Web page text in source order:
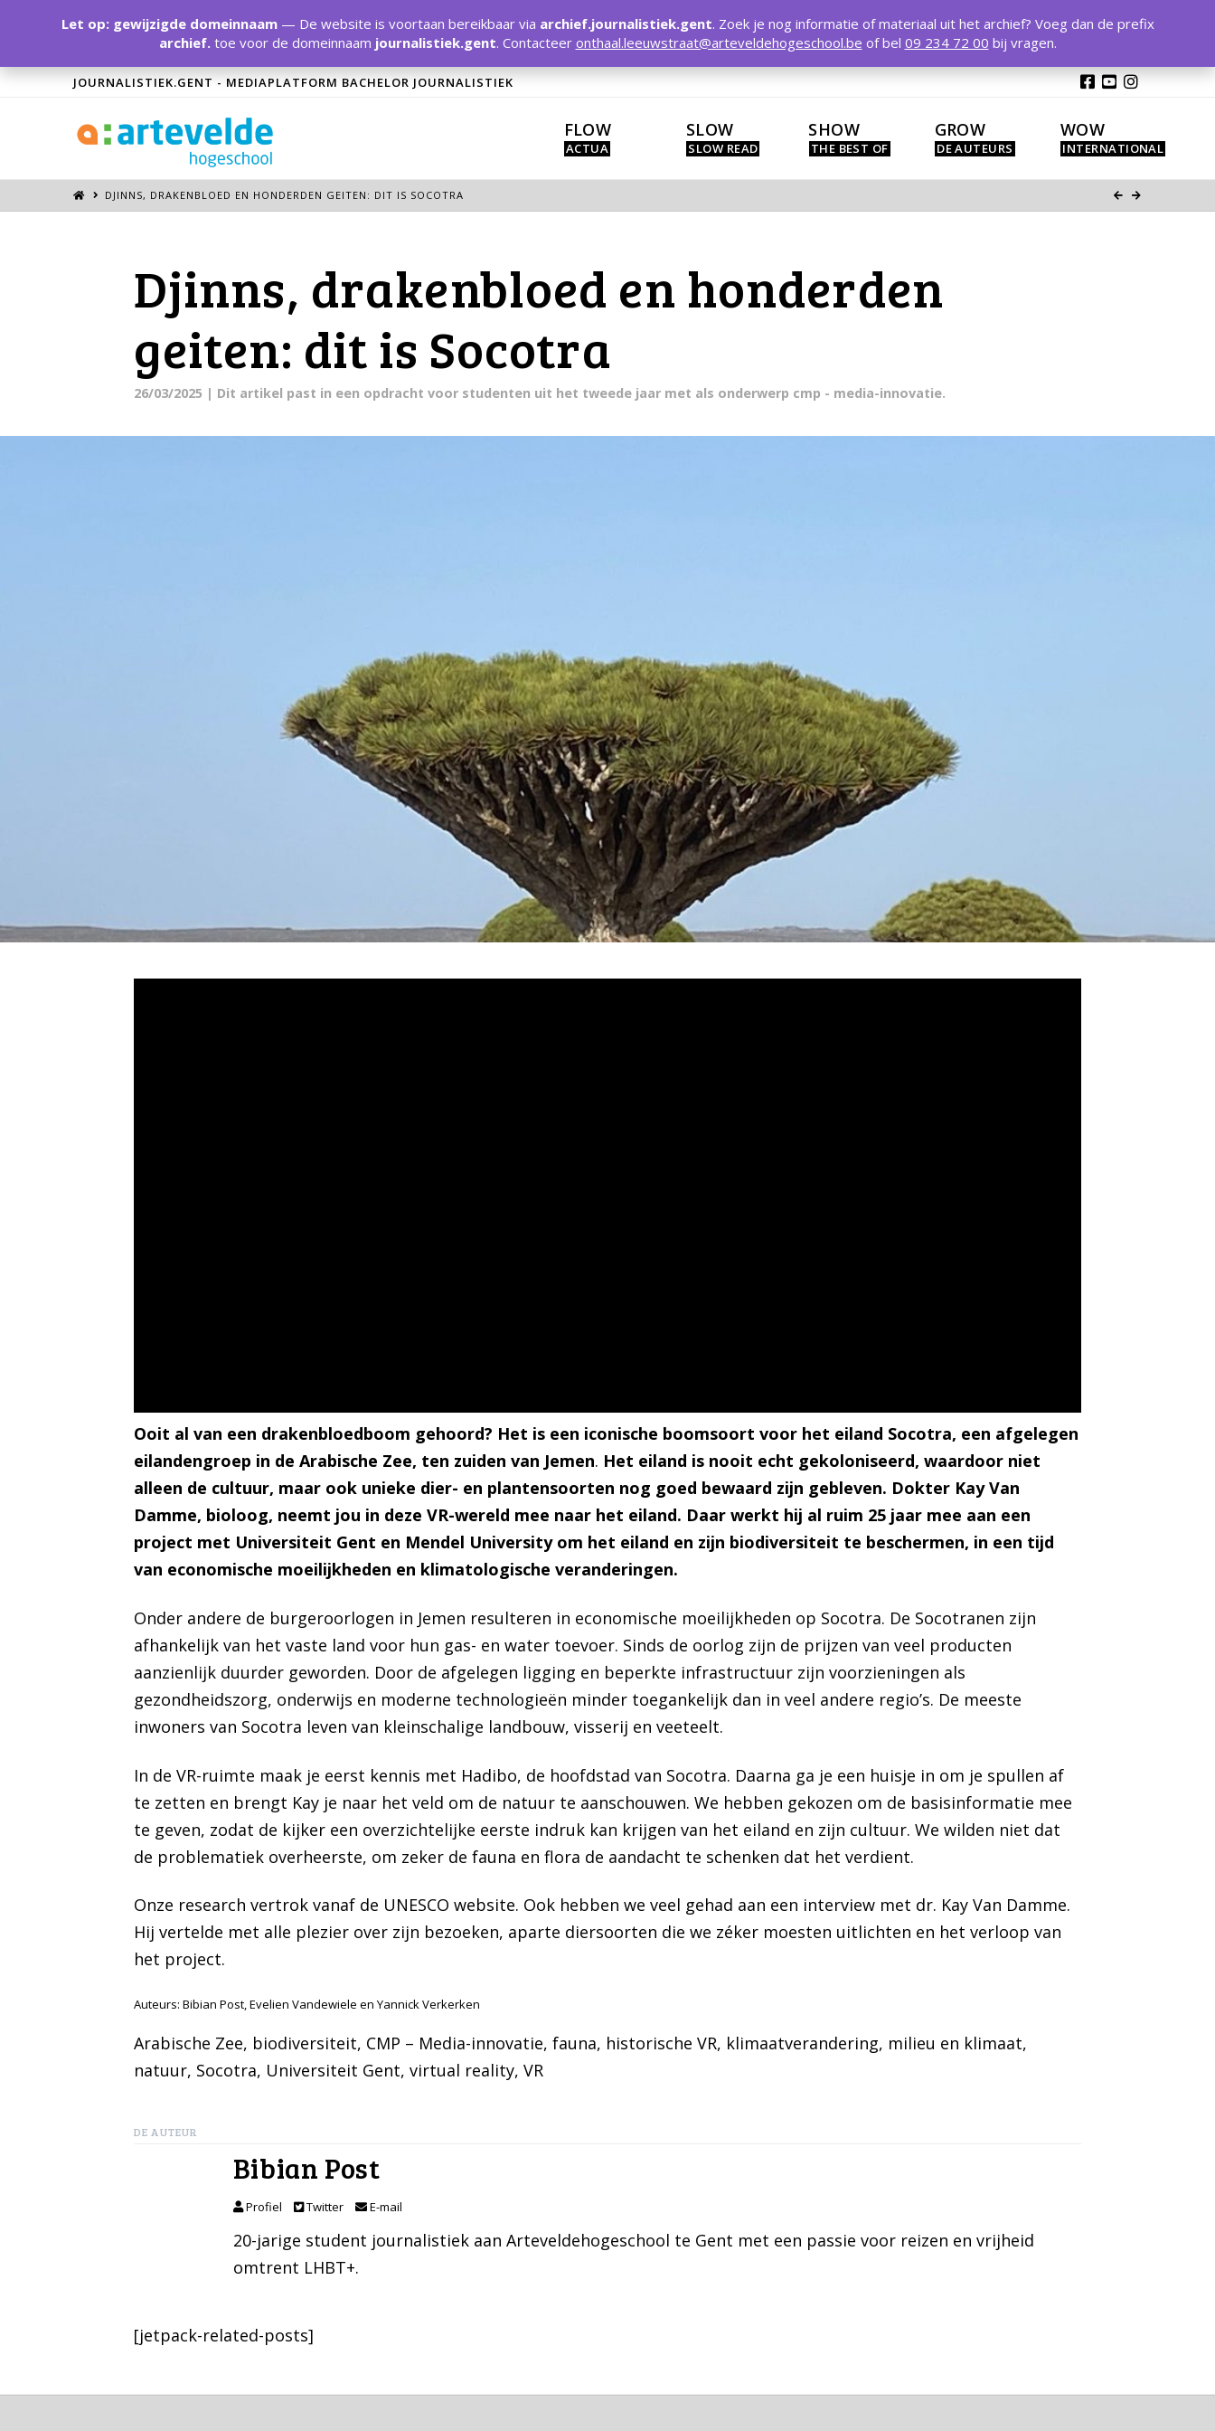
JOURNALISTIEK.GENT - MEDIAPLATFORM BACHELOR JOURNALISTIEK
FLOW SLOW SHOW GROW WOW
DJINNS, DRAKENBLOED EN HONDERDEN GEITEN: DIT IS SOCOTRA
Djinns, drakenbloed en honderden
geiten: dit is Socotra
26/03/2025 | Dit artikel past in een opdracht voor studenten uit het tweede jaar met als onderwerp cmp - media-innovatie.
Ooit al van een drakenbloedboom gehoord? Het is een iconische boomsoort voor het eiland Socotra, een afgelegen
eilandengroep in de Arabische Zee, ten zuiden van Jemen. Het eiland is nooit echt gekoloniseerd, waardoor niet
alleen de cultuur, maar ook unieke dier- en plantensoorten nog goed bewaard zijn gebleven. Dokter Kay Van
Damme, bioloog, neemt jou in deze VR-wereld mee naar het eiland. Daar werkt hij al ruim 25 jaar mee aan een
project met Universiteit Gent en Mendel University om het eiland en zijn biodiversiteit te beschermen, in een tijd
van economische moeilijkheden en klimatologische veranderingen.
Onder andere de burgeroorlogen in Jemen resulteren in economische moeilijkheden op Socotra. De Socotranen zijn
afhankelijk van het vaste land voor hun gas- en water toevoer. Sinds de oorlog zijn de prijzen van veel producten
aanzienlijk duurder geworden. Door de afgelegen ligging en beperkte infrastructuur zijn voorzieningen als
gezondheidszorg, onderwijs en moderne technologieën minder toegankelijk dan in veel andere regio’s. De meeste
inwoners van Socotra leven van kleinschalige landbouw, visserij en veeteelt.
In de VR-ruimte maak je eerst kennis met Hadibo, de hoofdstad van Socotra. Daarna ga je een huisje in om je spullen af
te zetten en brengt Kay je naar het veld om de natuur te aanschouwen. We hebben gekozen om de basisinformatie mee
te geven, zodat de kijker een overzichtelijke eerste indruk kan krijgen van het eiland en zijn cultuur. We wilden niet dat
de problematiek overheerste, om zeker de fauna en flora de aandacht te schenken dat het verdient.
Onze research vertrok vanaf de UNESCO website. Ook hebben we veel gehad aan een interview met dr. Kay Van Damme.
Hij vertelde met alle plezier over zijn bezoeken, aparte diersoorten die we zéker moesten uitlichten en het verloop van
het project.
Auteurs: Bibian Post, Evelien Vandewiele en Yannick Verkerken
Arabische Zee, biodiversiteit, CMP – Media-innovatie, fauna, historische VR, klimaatverandering, milieu en klimaat
natuur, Socotra, Universiteit Gent, virtual reality, VR
DE AUTEUR
Bibian Post
Profiel Twitter E-mail
20-jarige student journalistiek aan Arteveldehogeschool te Gent met een passie voor reizen en vrijheid
omtrent LHBT+.
[jetpack-related-posts]
Let op: gewijzigde domeinnaam— De website is voortaan bereikbaar via archief.journalistiek.gent. Zoek je nog informatie of materiaal uit het archief? Voeg dan de prefix
archief.toe voor de domeinnaam journalistiek.gent. Contacteer onthaal.leeuwstraat@arteveldehogeschool.be of bel 09 234 72 00 bij vragen.